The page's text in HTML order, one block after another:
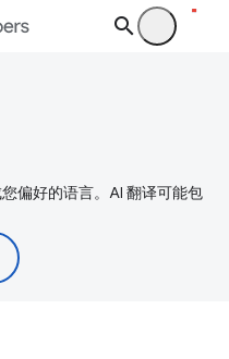
偏好的语言。AI 翻译可能包